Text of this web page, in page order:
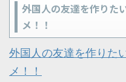
外国人の友達を作りた
メ！！
外国人の友達を作りた
メ！！